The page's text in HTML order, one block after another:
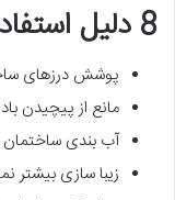
8 دلیل استفاده از فلاشینگ در ساختمان
پوشش درزهای
مانع از پیچیدن
آب بندی
زیبا سازی بیشتر